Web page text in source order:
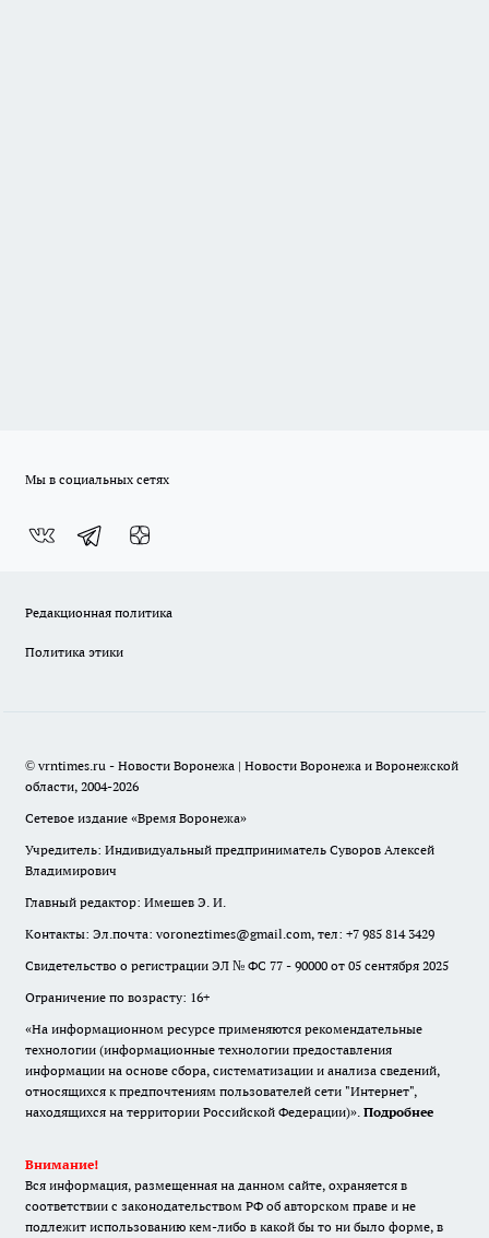
Мы в социальных сетях
Редакционная политика
Политика этики
© vrntimes.ru - Новости Воронежа | Новости Воронежа и Воронежской
области, 2004-2026
Сетевое издание «Время Воронежа»
Учредитель: Индивидуальный предприниматель Суворов Алексей
Владимирович
Главный редактор: Имешев Э. И.
Контакты: Эл.почта: voroneztimes@gmail.com, тел: +7 985 814 3429
Свидетельство о регистрации ЭЛ № ФС 77 - 90000 от 05 сентября 2025
Ограничение по возрасту: 16+
«На информационном ресурсе применяются рекомендательные
технологии (информационные технологии предоставления
информации на основе сбора, систематизации и анализа сведений,
относящихся к предпочтениям пользователей сети "Интернет",
находящихся на территории Российской Федерации)». Подробнее
Внимание!
Вся информация, размещенная на данном сайте, охраняется в
соответствии с законодательством РФ об авторском праве и не
подлежит использованию кем-либо в какой бы то ни было форме, в